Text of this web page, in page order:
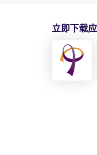
立即下载